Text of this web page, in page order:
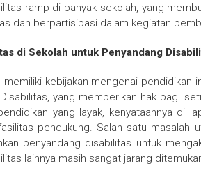
ramp di banyak sekolah, yang
dan berpartisipasi dalam kegiatan
di Sekolah untuk Penyandang
kebijakan mengenai pendidikan
yang memberikan hak bagi
yang layak, kenyataannya di
pendukung. Salah satu masalah
penyandang disabilitas untuk
lainnya masih sangat jarang